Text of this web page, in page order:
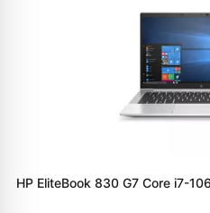
HP EliteBook 830 G7 Core i7-